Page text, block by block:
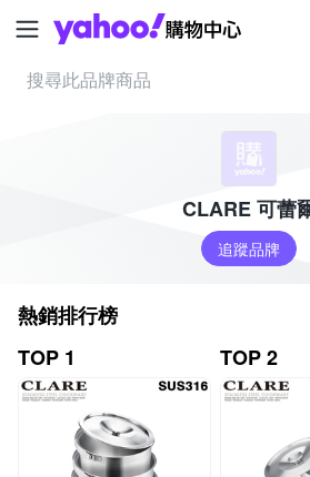
Yahoo
CLARE 可蕾
追蹤品牌
熱銷排行榜
TOP 1
TOP 2